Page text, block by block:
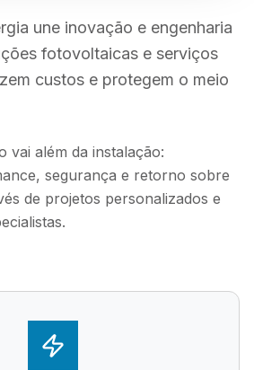
une inovação e engenharia
fotovoltaicas e serviços
custos e protegem o meio
vai além da instalação:
segurança e retorno sobre
de projetos personalizados e